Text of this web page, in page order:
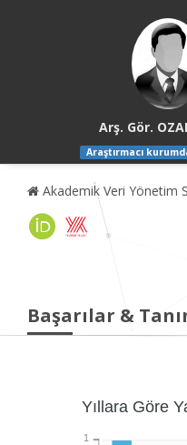
Arş. Gör.
Araştırmacı
Akademik Veri Yönetim
Başarılar &
Yıllara Göre
1